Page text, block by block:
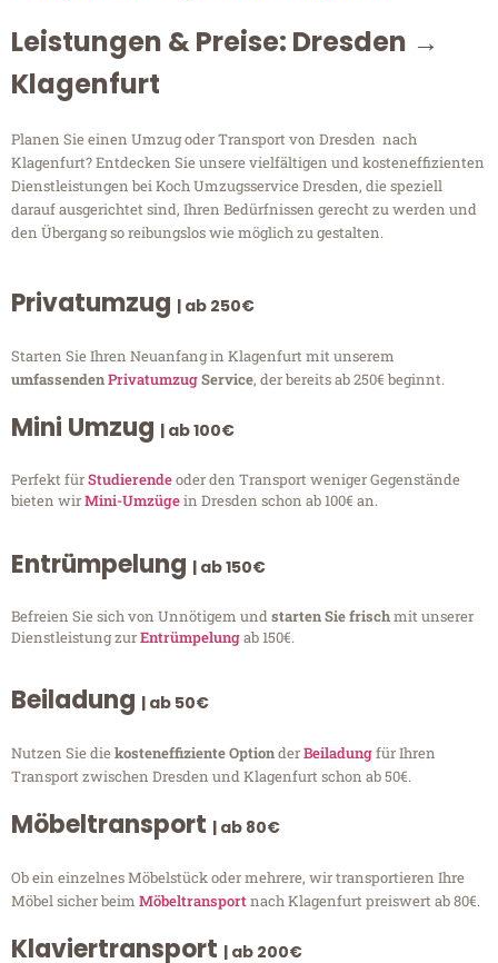
Leistungen & Preise: Dresden →
Klagenfurt
Planen Sie einen Umzug oder Transport von Dresden nach
Klagenfurt? Entdecken Sie unsere vielfältigen und kosteneffizienten
Dienstleistungen bei Koch Umzugsservice Dresden, die speziell
darauf ausgerichtet sind, Ihren Bedürfnissen gerecht zu werden und
den Übergang so reibungslos wie möglich zu gestalten.
Privatumzug | ab 250€
Starten Sie Ihren Neuanfang in Klagenfurt mit unserem
umfassendenPrivatumzugService, der bereits ab 250€ beginnt.
Mini Umzug | ab 100€
Perfekt fürStudierendeoder den Transport weniger Gegenstände
bieten wirMini-Umzügein Dresden schon ab 100€ an.
Entrümpelung | ab 150€
Befreien Sie sich von Unnötigem undstarten Sie frischmit unserer
Dienstleistung zurEntrümpelungab 150€.
Beiladung | ab 50€
Nutzen Sie diekosteneffiziente OptionderBeiladungfür Ihren
Transport zwischen Dresden und Klagenfurt schon ab 50€.
Möbeltransport | ab 80€
Ob ein einzelnes Möbelstück oder mehrere, wir transportieren Ihre
Möbel sicher beim Möbeltransportnach Klagenfurt preiswert ab 80€.
Klaviertransport | ab 200€